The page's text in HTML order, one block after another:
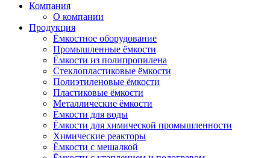
Компания
О компании
Продукция
Ёмкостное оборудование
Промышленные ёмкости
Ёмкости из полипропилена
Стеклопластиковые ёмкости
Полиэтиленовые ёмкости
Пластиковые ёмкости
Металлические ёмкости
Ёмкости для воды
Ёмкости для химической промышленности
Химические реакторы
Ёмкости с мешалкой